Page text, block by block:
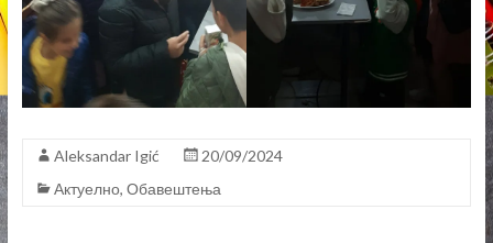
Актуелно,Обавештења